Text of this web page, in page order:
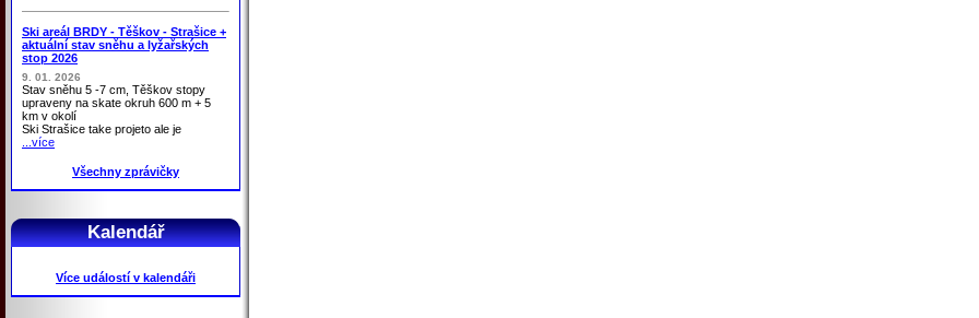
Ski areál BRDY - Těškov - Strašice +
aktuální stav sněhu a lyžařských
stop 2026
9. 01. 2026
Stav sněhu 5 -7 cm, Těškov stopy
upraveny na skate okruh 600 m + 5
km v okolí
Ski Strašice take projeto ale je
...více
Všechny zprávičky
Kalendář
Více událostí v kalendáři